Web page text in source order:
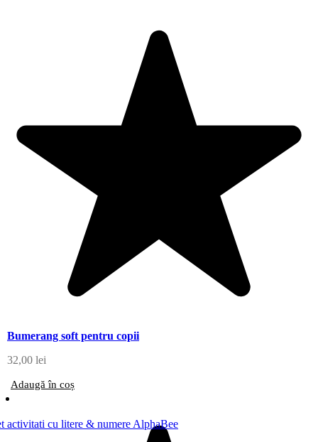
Bumerang soft pentru copii
32,00 lei
Adaugă în coș